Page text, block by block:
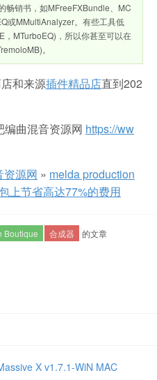
畅销书，如MFreeFXBundle、MC
或MMultiAnalyzer。有些工具低
MTurboEQ)，所以你甚至可以在
。
和来源插件精品店直到202
曲混音资源网 https://ww
资源网 » melda production
上节省高达77%的费用
Boutique 合成器 的文章
X v1.7.1-WiN MAC